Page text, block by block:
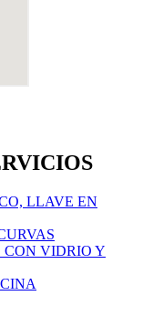
LLAVE EN
CON VIDRIO Y